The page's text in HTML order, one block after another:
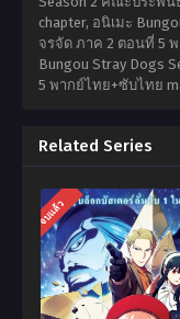
chapter, อนิเมะ
จรจัด ภาค 2 ตอนที่ 5
Bungou Stray Dogs
5 พากย์ไทย+ซับไทย
Related Series
จบแล้ว